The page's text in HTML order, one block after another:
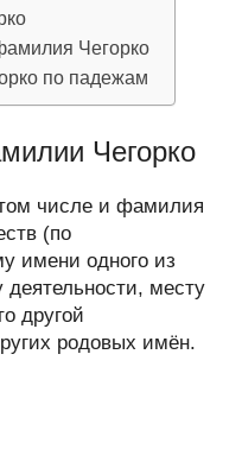
Чегорко
по падежам
Чегорко
числе и фамилия
(по
имени одного из
месту
другой
родовых имён.